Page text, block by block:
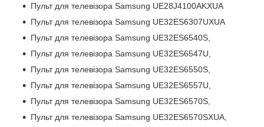
Пульт для телевізора Samsung UE28J4100AKXUA
Пульт для телевізора Samsung UE32ES6307UXUA
Пульт для телевізора Samsung UE32ES6540S,
Пульт для телевізора Samsung UE32ES6547U,
Пульт для телевізора Samsung UE32ES6550S,
Пульт для телевізора Samsung UE32ES6557U,
Пульт для телевізора Samsung UE32ES6570S,
Пульт для телевізора Samsung UE32ES6570SXUA,